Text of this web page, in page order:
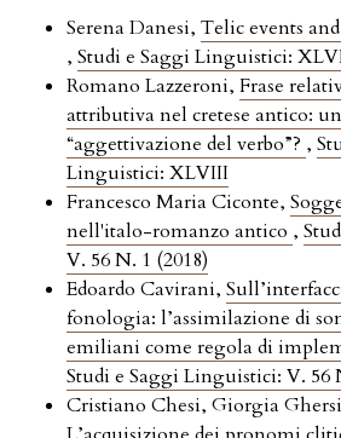
Serena Danesi, Telic events
, Studi e Saggi Linguistici:
Romano Lazzeroni, Frase
attributiva nel cretese antico:
“aggettivazione del verbo”? ,
Linguistici: XLVIII
Francesco Maria Ciconte,
nell'italo-romanzo antico ,
V. 56 N. 1 (2018)
Edoardo Cavirani,
fonologia: l’assimilazione di
emiliani come regola di
Studi e Saggi Linguistici: V. 56
Cristiano Chesi, Giorgia